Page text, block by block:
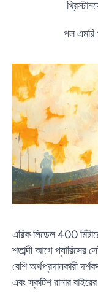
পল
এরিক লিডেল 400
শতাব্দী আগে প্যারিসের
বেশি অর্থপ্রদানকারী
এবং স্কটিশ রানার